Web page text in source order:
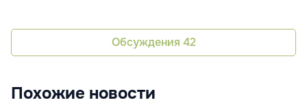
Обсуждения 42
Похожие новости